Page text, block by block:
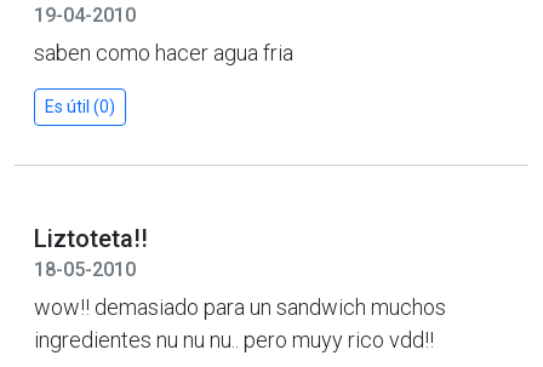
19-04-2010
saben como hacer agua fria
Es útil (0)
Liztoteta!!
18-05-2010
wow!! demasiado para un sandwich muchos
ingredientes nu nu nu.. pero muyy rico vdd!!